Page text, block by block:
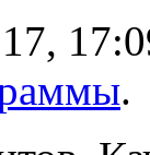
.